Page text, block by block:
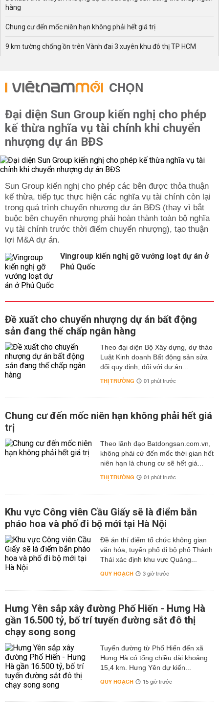
hàng
Chung cư đến mốc niên hạn không phải hết giá trị
9 km tường chống ồn trên Vành đai 3 xuyên khu đô thị TP HCM
CHỌN
Đại diện Sun Group kiến nghị cho phép
kế thừa nghĩa vụ tài chính khi chuyển
nhượng dự án BĐS
Sun Group kiến nghị cho phép các bên được thỏa thuận
kế thừa, tiếp tục thực hiện các nghĩa vụ tài chính còn lại
trong quá trình chuyển nhượng dự án BĐS (thay vì bắt
buộc bên chuyển nhượng phải hoàn thành toàn bộ nghĩa
vụ tài chính trước thời điểm chuyển nhượng), tạo thuận
lợi M&A dự án.
Vingroup kiến nghị gỡ vướng loạt dự án ở
Phú Quốc
Đề xuất cho chuyển nhượng dự án bất động
sản đang thế chấp ngân hàng
Theo đại diện Bộ Xây dựng, dự thảo
Luật Kinh doanh Bất động sản sửa
đổi quy định, đối với dự án...
THỊ TRƯỜNG 01 phút trước
Chung cư đến mốc niên hạn không phải hết giá
trị
Theo lãnh đạo Batdongsan.com.vn,
không phải cứ đến mốc thời gian hết
niên hạn là chung cư sẽ hết giá...
THỊ TRƯỜNG 01 phút trước
Khu vực Công viên Cầu Giấy sẽ là điểm bắn
pháo hoa và phố đi bộ mới tại Hà Nội
Đề án thí điểm tổ chức không gian
văn hóa, tuyến phố đi bộ phố Thành
Thái xác định khu vực Quảng...
QUY HOẠCH 3 giờ trước
Hưng Yên sắp xây đường Phố Hiến - Hưng Hà
gần 16.500 tỷ, bố trí tuyến đường sắt đô thị
chạy song song
Tuyến đường từ Phố Hiến đến xã
Hưng Hà có tổng chiều dài khoảng
15,4 km. Hưng Yên dự kiến...
QUY HOẠCH 15 giờ trước